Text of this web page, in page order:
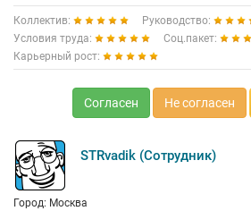
Коллектив:
Руководство:
Условия труда:
Соц.пакет:
Карьерный рост:
Согласен Не согласен
STRvadik (Сотрудник)
Город: Москва